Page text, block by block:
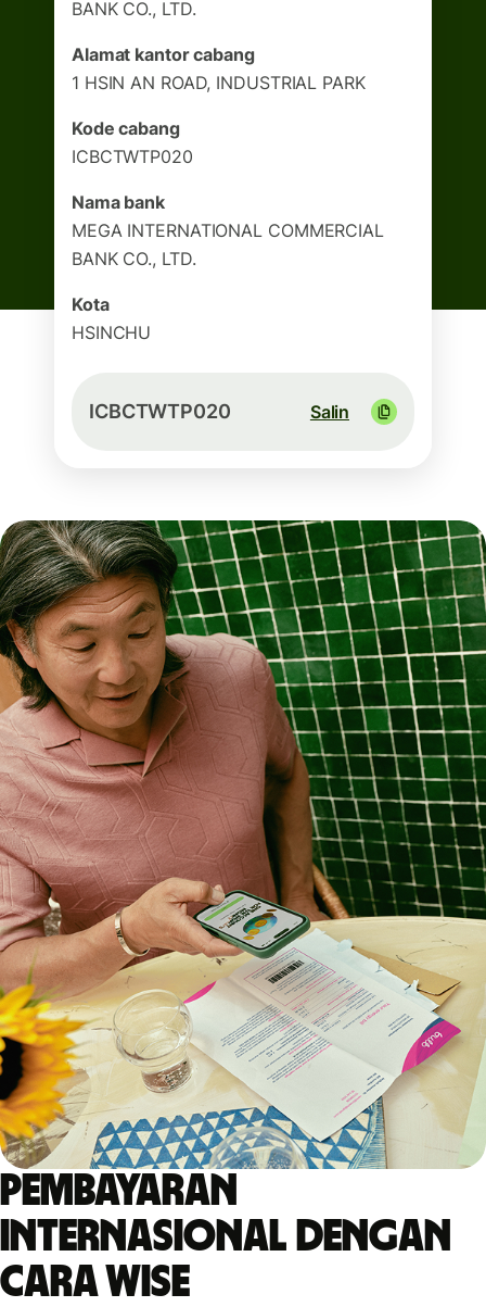
BANK CO., LTD.
Alamat kantor cabang
1 HSIN AN ROAD, INDUSTRIAL PARK
Kode cabang
ICBCTWTP020
Nama bank
MEGA INTERNATIONAL COMMERCIAL
BANK CO., LTD.
Kota
HSINCHU
ICBCTWTP020 Salin
Pembayaran
internasional dengan
cara Wise